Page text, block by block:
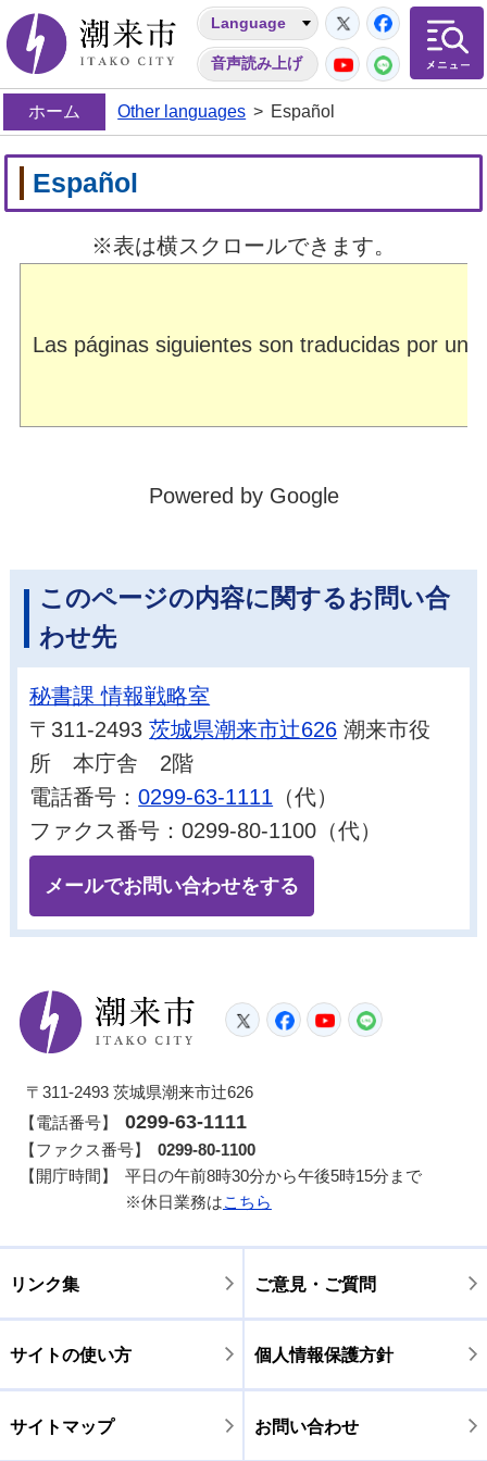
潮来市
Language
音声読み上げ
Twitter
YouTube
LINE
ホーム Other languages > Español
Español
※表は横スクロールできます。
Las páginas siguientes son traducidas por un
Powered by Google
このページの内容に関するお問い合
わせ先
秘書課 情報戦略室
〒311-2493茨城県潮来市辻626 潮来市役
所 本庁舎 2階
電話番号：0299-63-1111 （代）
ファクス番号：0299-80-1100（代）
メールでお問い合わせをする
潮来市
TwitterFacebook
YouTube
〒311-2493 茨城県潮来市辻626
【電話番号】
0299-63-1111
【ファクス番号】
0299-80-1100
【開庁時間】
平日の午前8時30分から午後5時15分まで
※休日業務はこちら
リンク集 ご意見・ご質問
サイトの使い方 個人情報保護方針
サイトマップ お問い合わせ